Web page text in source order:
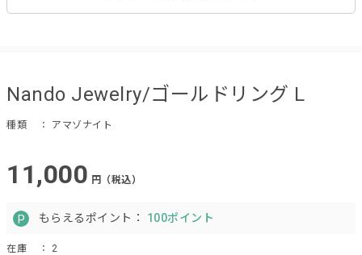
Nando Jewelry/ゴールドリング L
種類 ： アマゾナイト
11,000 円（税込）
もらえるポイント： 100ポイント
在庫 ： 2